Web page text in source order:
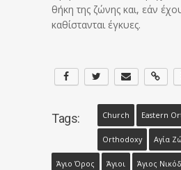
θήκη της ζώνης και, εάν
καθίστανται έγκυες.
Tags: Church Eastern
Orthodoxy Αγία
Άγιο Όρος Άγιοι Άγιος